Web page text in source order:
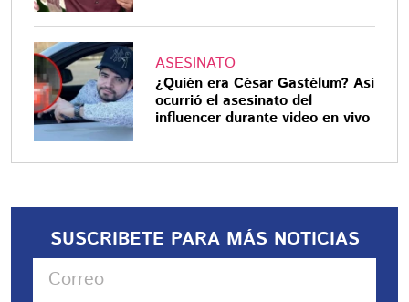
ASESINATO
¿Quién era César Gastélum? Así
ocurrió el asesinato del
influencer durante video en vivo
SUSCRIBETE PARA MÁS NOTICIAS